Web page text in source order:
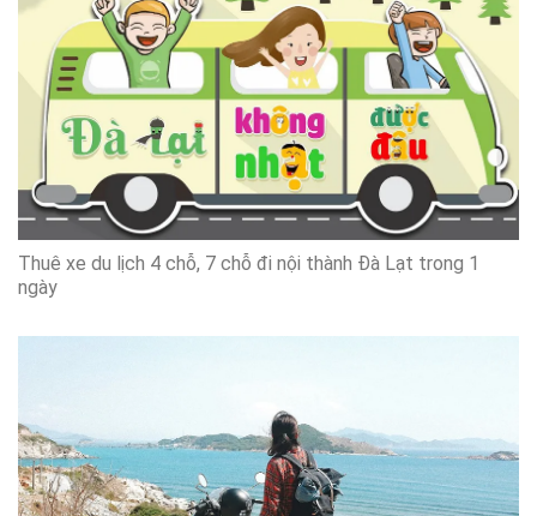
Thuê xe du lịch 4 chỗ, 7 chỗ đi nội thành Đà Lạt trong 1
ngày